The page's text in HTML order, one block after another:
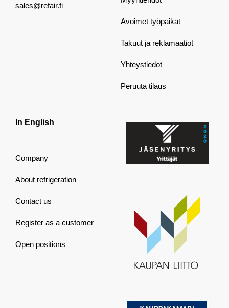
sales@refair.fi
Avoimet työpaikat
Takuut ja reklamaatiot
Yhteystiedot
Peruuta tilaus
In English
Company
About refrigeration
Contact us
Register as a customer
Open positions